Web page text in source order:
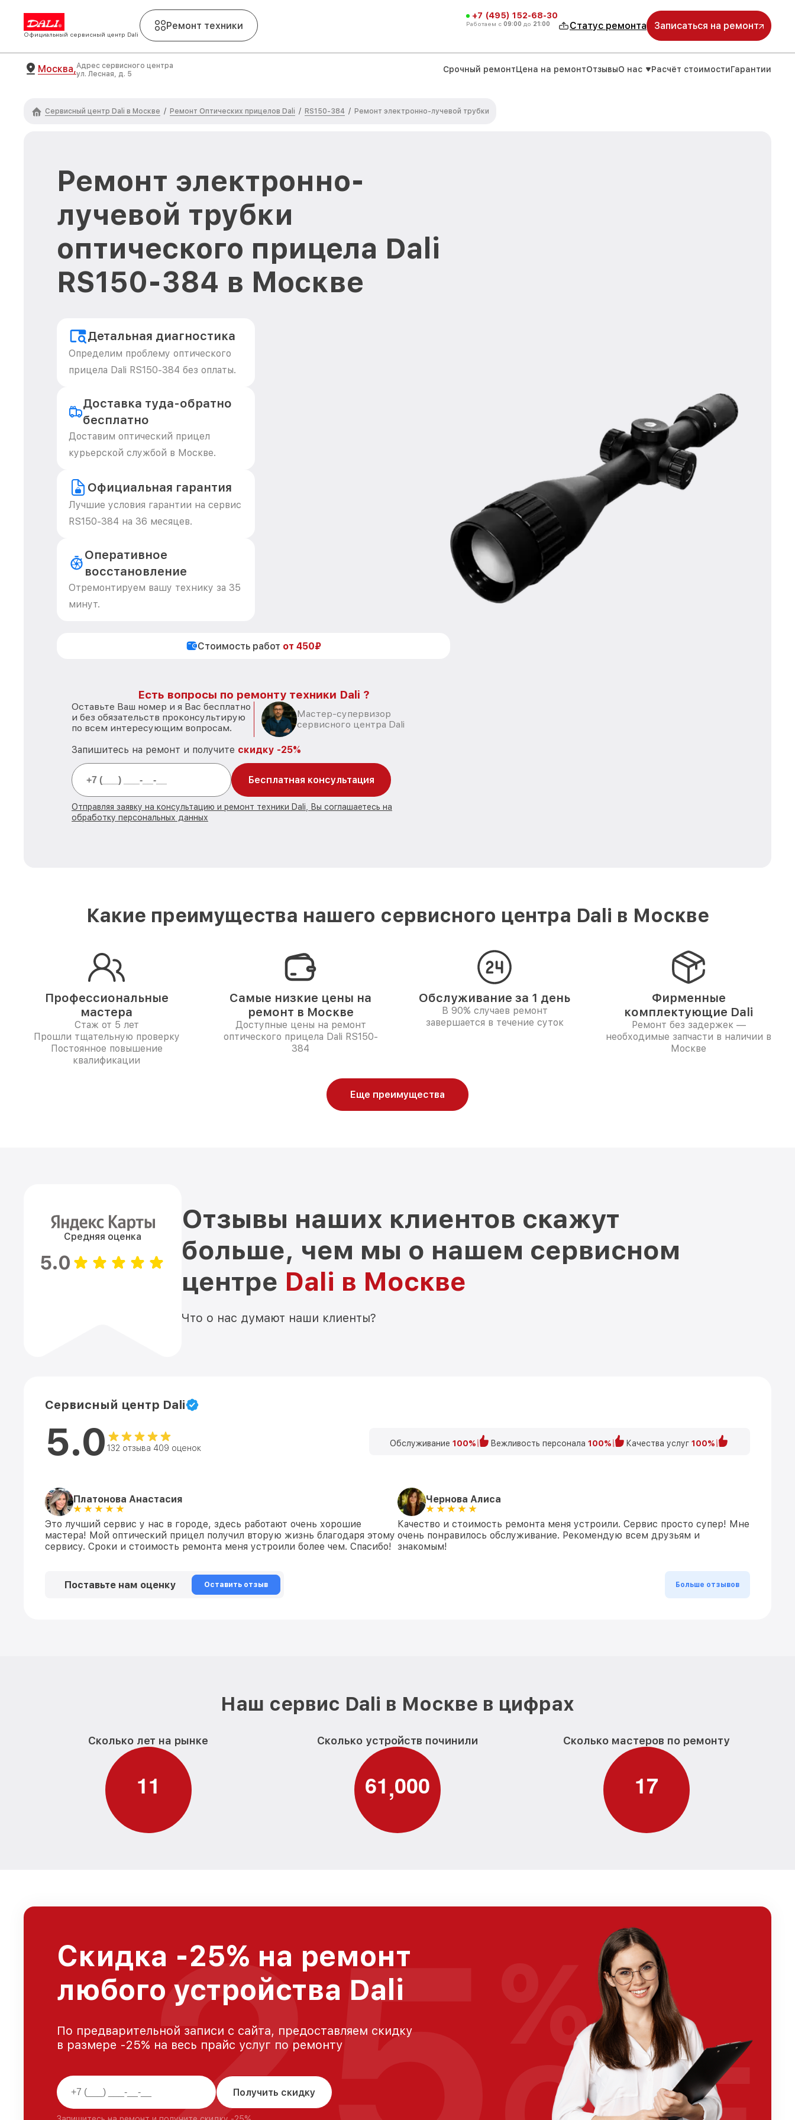
Официальный сервисный центр Dali
Ремонт техники
+7 (495) 152-68-30
Работаем с 09:00 до 21:00 Статус ремонта Записаться на ремонт
Москва,Адрес сервисного центра
ул. Лесная, д. 5
Срочный ремонтЦена на ремонтОтзывыО нас Расчёт стоимостиГарантии
Сервисный центр Dali в Москве / Ремонт Оптических прицелов Dali / RS150-384 / Ремонт электронно-лучевой трубки
Ремонт электронно-
лучевой трубки
оптического прицела Dali
RS150-384 в Москве
Детальная диагностика
Определим проблему оптического
прицела Dali RS150-384 без оплаты.
Доставка туда-обратно
бесплатно
Доставим оптический прицел
курьерской службой в Москве.
Официальная гарантия
Лучшие условия гарантии на сервис
RS150-384 на 36 месяцев.
Оперативное
восстановление
Отремонтируем вашу технику за 35
минут.
Стоимость работ от 450₽
Есть вопросы по ремонту техники Dali ?
Оставьте Ваш номер и я Вас бесплатно
и без обязательств проконсультирую
по всем интересующим вопросам.
Мастер-супервизор
сервисного центра Dali
Запишитесь на ремонт и получите скидку -25%
Бесплатная консультация
Отправляя заявку на консультацию и ремонт техники Dali, Вы соглашаетесь на
обработку персональных данных
Какие преимущества нашего сервисного центра Dali в Москве
Профессиональные
мастера
Стаж от 5 лет
Прошли тщательную проверку
Постоянное повышение
квалификации
Самые низкие цены на
ремонт в Москве
Доступные цены на ремонт
оптического прицела Dali RS150-
384
Обслуживание за 1 день
В 90% случаев ремонт
завершается в течение суток
Фирменные
комплектующие Dali
Ремонт без задержек —
необходимые запчасти в наличии в
Москве
Еще преимущества
Средняя оценка
5.0
Отзывы наших клиентов скажут
больше, чем мы о нашем сервисном
центре Dali в Москве
Что о нас думают наши клиенты?
Сервисный центр Dali
5.0 132 отзыва 409 оценок Обслуживание 100% Вежливость персонала 100% Качества услуг 100%
Платонова Анастасия
Это лучший сервис у нас в городе, здесь работают очень хорошие
мастера! Мой оптический прицел получил вторую жизнь благодаря этому
сервису. Сроки и стоимость ремонта меня устроили более чем. Спасибо!
Чернова Алиса
Качество и стоимость ремонта меня устроили. Сервис просто супер! Мне
очень понравилось обслуживание. Рекомендую всем друзьям и
знакомым!
Поставьте нам оценку Оставить отзыв Больше отзывов
Наш сервис Dali в Москве в цифрах
Сколько лет на рынке
11
Сколько устройств починили
61,000
Сколько мастеров по ремонту
17
Скидка -25% на ремонт
любого устройства Dali
По предварительной записи с сайта, предоставляем скидку
в размере -25% на весь прайс услуг по ремонту
Получить скидку
%